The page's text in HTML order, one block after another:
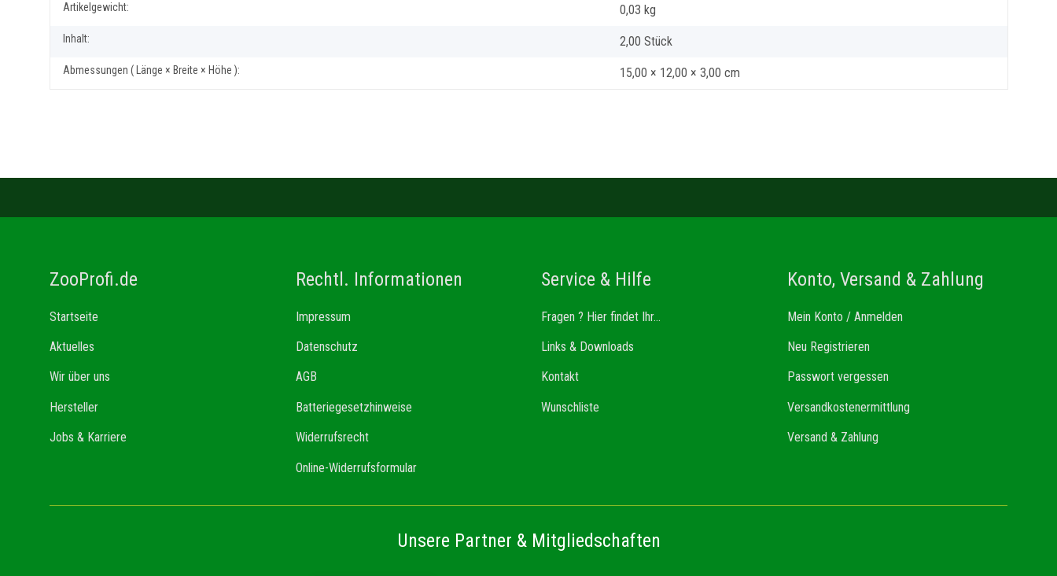
Produkteigenschaft
Wert
Artikelgewicht: 0,03 kg
Inhalt: 2,00 Stück
Abmessungen ( Länge × Breite × Höhe ): 15,00 × 12,00 × 3,00 cm
ZooProfi.de
Startseite
Aktuelles
Wir über uns
Hersteller
Jobs & Karriere
Rechtl. Informationen
Impressum
Datenschutz
AGB
Batteriegesetzhinweise
Widerrufsrecht
Online-Widerrufsformular
Service & Hilfe
Fragen ? Hier findet Ihr...
Links & Downloads
Kontakt
Wunschliste
Konto, Versand & Zahlung
Mein Konto / Anmelden
Neu Registrieren
Passwort vergessen
Versandkostenermittlung
Versand & Zahlung
Unsere Partner & Mitgliedschaften